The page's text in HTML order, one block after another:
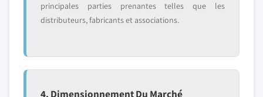
principales parties prenantes telles que les
distributeurs, fabricants et associations.
4. Dimensionnement Du Marché